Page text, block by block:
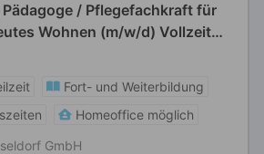
/ Pflegefachkraft für
Wohnen (m/w/d) Vollzeit /
Fort- und Weiterbildung
Homeoffice möglich
GmbH